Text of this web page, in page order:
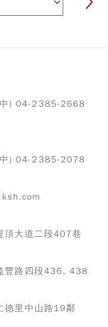
) 04-2385-2668
) 04-2385-2078
頂大道二段407巷
豐路四段436, 438
德里中山路19鄰